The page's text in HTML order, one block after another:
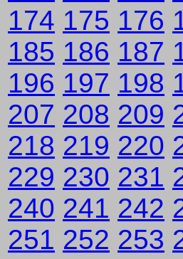
174 175 176
185 186 187
196 197 198
207 208 209
218 219 220
229 230 231
240 241 242
251 252 253